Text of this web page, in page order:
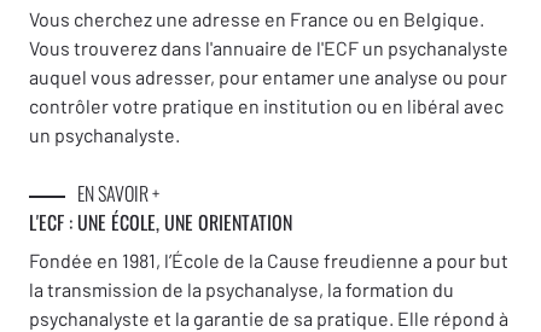
Vous cherchez une adresse en France ou en Belgique.
Vous trouverez dans l'annuaire de l'ECF un psychanalyste
auquel vous adresser, pour entamer une analyse ou pour
contrôler votre pratique en institution ou en libéral avec
un psychanalyste.
EN SAVOIR +
L'ECF : UNE ÉCOLE, UNE ORIENTATION
Fondée en 1981, l’École de la Cause freudienne a pour but
la transmission de la psychanalyse, la formation du
psychanalyste et la garantie de sa pratique. Elle répond à